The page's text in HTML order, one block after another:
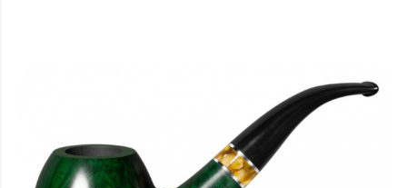
Prodej pouze osobám starších 18-ti let! Novinka jara 2020. Sametově matný,
ručně voskovaný povrch dýmky vám pak dává především pocítit, jak příjemné je